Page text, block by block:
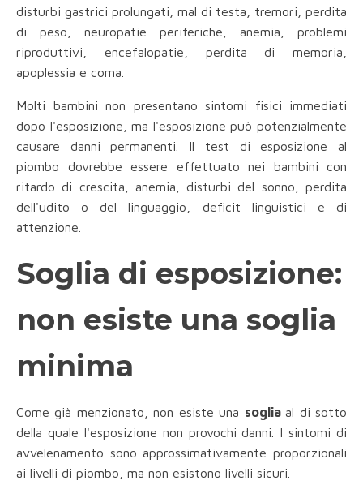
disturbi gastrici prolungati, mal di testa, tremori, perdita
di peso, neuropatie periferiche, anemia, problemi
riproduttivi, encefalopatie, perdita di memoria,
apoplessia e coma.
Molti bambini non presentano sintomi fisici immediati
dopo l'esposizione, ma l'esposizione può potenzialmente
causare danni permanenti. Il test di esposizione al
piombo dovrebbe essere effettuato nei bambini con
ritardo di crescita, anemia, disturbi del sonno, perdita
dell'udito o del linguaggio, deficit linguistici e di
attenzione.
Soglia di esposizione:
non esiste una soglia
minima
Come già menzionato, non esiste una sogliaal di sotto
della quale l'esposizione non provochi danni. I sintomi di
avvelenamento sono approssimativamente proporzionali
ai livelli di piombo, ma non esistono livelli sicuri.